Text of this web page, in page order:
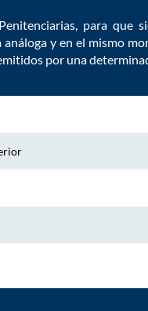
para que
y en el mismo
por una